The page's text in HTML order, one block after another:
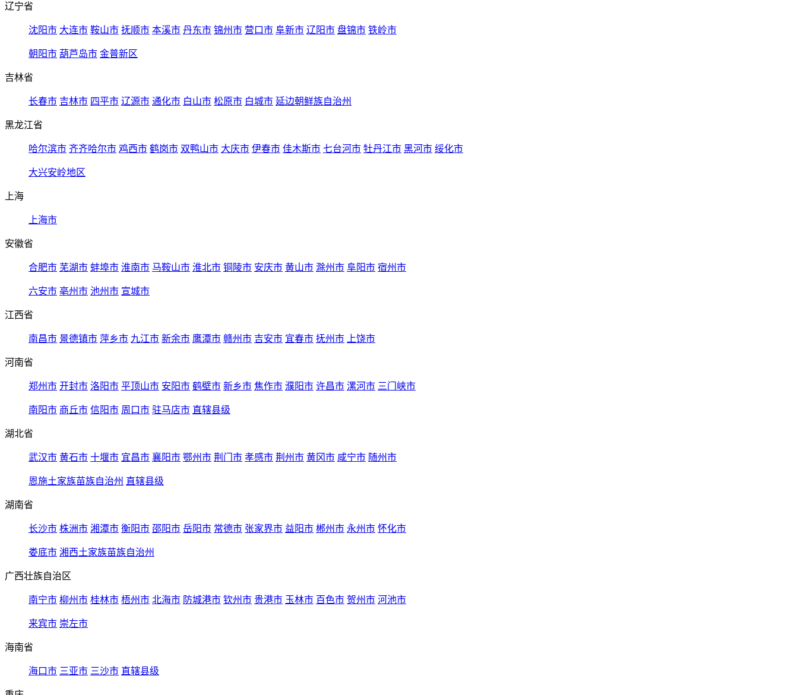
辽宁省
沈阳市 大连市 鞍山市 抚顺市 本溪市 丹东市 锦州市 营口市 阜新市 辽阳市 盘锦市 铁岭市
朝阳市 葫芦岛市 金普新区
吉林省
长春市 吉林市 四平市 辽源市 通化市 白山市 松原市 白城市 延边朝鲜族自治州
黑龙江省
哈尔滨市 齐齐哈尔市 鸡西市 鹤岗市 双鸭山市 大庆市 伊春市 佳木斯市 七台河市 牡丹江市 黑河市 绥化市
大兴安岭地区
上海
上海市
安徽省
合肥市 芜湖市 蚌埠市 淮南市 马鞍山市 淮北市 铜陵市 安庆市 黄山市 滁州市 阜阳市 宿州市
六安市 亳州市 池州市 宣城市
江西省
南昌市 景德镇市 萍乡市 九江市 新余市 鹰潭市 赣州市 吉安市 宜春市 抚州市 上饶市
河南省
郑州市 开封市 洛阳市 平顶山市 安阳市 鹤壁市 新乡市 焦作市 濮阳市 许昌市 漯河市 三门峡市
南阳市 商丘市 信阳市 周口市 驻马店市 直辖县级
湖北省
武汉市 黄石市 十堰市 宜昌市 襄阳市 鄂州市 荆门市 孝感市 荆州市 黄冈市 咸宁市 随州市
恩施土家族苗族自治州 直辖县级
湖南省
长沙市 株洲市 湘潭市 衡阳市 邵阳市 岳阳市 常德市 张家界市 益阳市 郴州市 永州市 怀化市
娄底市 湘西土家族苗族自治州
广西壮族自治区
南宁市 柳州市 桂林市 梧州市 北海市 防城港市 钦州市 贵港市 玉林市 百色市 贺州市 河池市
来宾市 崇左市
海南省
海口市 三亚市 三沙市 直辖县级